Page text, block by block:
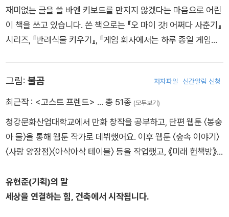
게임을 완수해 피라미드를 지켜내고, 무사히 집으로 돌아올 수 있
을까?
재미없는 글을 쓸 바엔 키보드를 만지지 않겠다는 마음으로 어린
이 책을 쓰고 있습니다. 쓴 책으로는 『오 마이 갓! 어쩌다 사춘기』
시리즈, 『반려식물 키우기』, 『게임 회사에서는 하루 종일 게임만
그림: 불곰 저자파일 신간알림 신청
최근작 : <고스트 프렌드> … 총 51종 (모두보기)
청강문화산업대학교에서 만화 창작을 공부하고, 단편 웹툰 〈봉숭
아 물〉을 통해 웹툰 작가로 데뷔했어요. 이후 웹툰 〈숲속 이야기〉
〈사랑 양장점〉〈아삭아삭 테이블〉 등을 작업했고, 《미래 헌책방》
따뜻한 그림을 그리는 작가로 기억되면 좋겠습니다.
유현준(기획)의 말
세상을 연결하는 힘, 건축에서 시작됩니다.